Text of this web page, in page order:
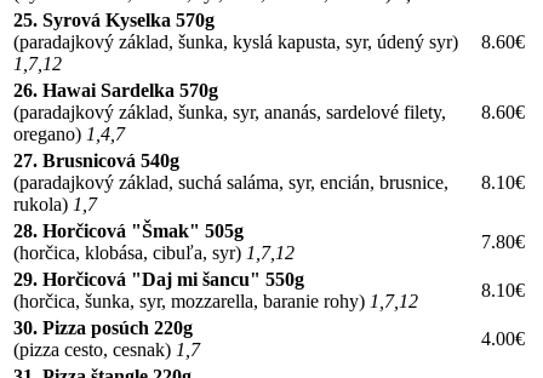
25. Syrová Kyselka 570g
(paradajkový základ, šunka, kyslá kapusta, syr, údený syr)
1,7,12
8.60€
26. Hawai Sardelka 570g
(paradajkový základ, šunka, syr, ananás, sardelové filety,
oregano) 1,4,7
8.60€
27. Brusnicová 540g
(paradajkový základ, suchá saláma, syr, encián, brusnice,
rukola) 1,7
8.10€
28. Horčicová "Šmak" 505g
(horčica, klobása, cibuľa, syr) 1,7,12
7.80€
29. Horčicová "Daj mi šancu" 550g
(horčica, šunka, syr, mozzarella, baranie rohy) 1,7,12
8.10€
30. Pizza posúch 220g
(pizza cesto, cesnak) 1,7
4.00€